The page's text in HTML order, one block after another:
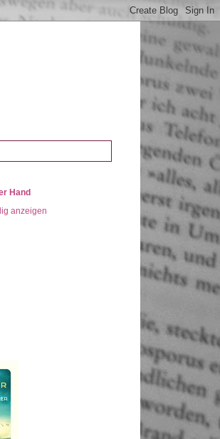
Hand
anzeigen